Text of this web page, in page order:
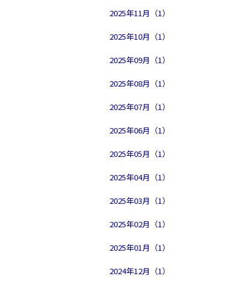
2025年11月（1）
2025年10月（1）
2025年09月（1）
2025年08月（1）
2025年07月（1）
2025年06月（1）
2025年05月（1）
2025年04月（1）
2025年03月（1）
2025年02月（1）
2025年01月（1）
2024年12月（1）